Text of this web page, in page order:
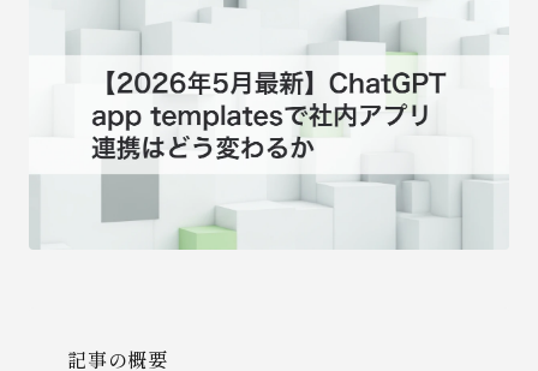
記事の概要